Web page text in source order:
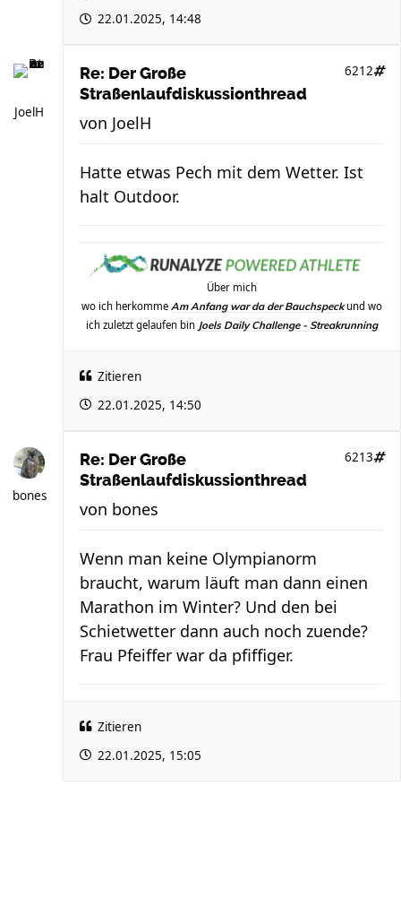
22.01.2025, 14:48
JoelH
Re: Der Große
Straßenlaufdiskussionthread
6212
von JoelH
Hatte etwas Pech mit dem Wetter. Ist
halt Outdoor.
Über mich
wo ich herkomme Am Anfang war da der Bauchspeckund wo
ich zuletzt gelaufen bin Joels Daily Challenge - Streakrunning
Zitieren
22.01.2025, 14:50
bones
Re: Der Große
Straßenlaufdiskussionthread
6213
von bones
Wenn man keine Olympianorm
braucht, warum läuft man dann einen
Marathon im Winter? Und den bei
Schietwetter dann auch noch zuende?
Frau Pfeiffer war da pfiffiger.
Zitieren
22.01.2025, 15:05